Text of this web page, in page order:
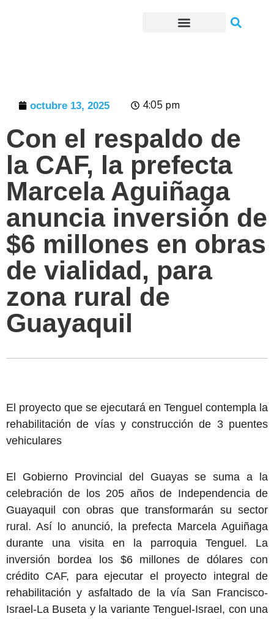
octubre 13, 2025 4:05 pm
Con el respaldo de
la CAF, la prefecta
Marcela Aguiñaga
anuncia inversión de
$6 millones en obras
de vialidad, para
zona rural de
Guayaquil
El proyecto que se ejecutará en Tenguel contempla la
rehabilitación de vías y construcción de 3 puentes
vehiculares
El Gobierno Provincial del Guayas se suma a la
celebración de los 205 años de Independencia de
Guayaquil con obras que transformarán su sector
rural. Así lo anunció, la prefecta Marcela Aguiñaga
durante una visita en la parroquia Tenguel. La
inversión bordea los $6 millones de dólares con
crédito CAF, para ejecutar el proyecto integral de
rehabilitación y asfaltado de la vía San Francisco-
Israel-La Buseta y la variante Tenguel-Israel, con una